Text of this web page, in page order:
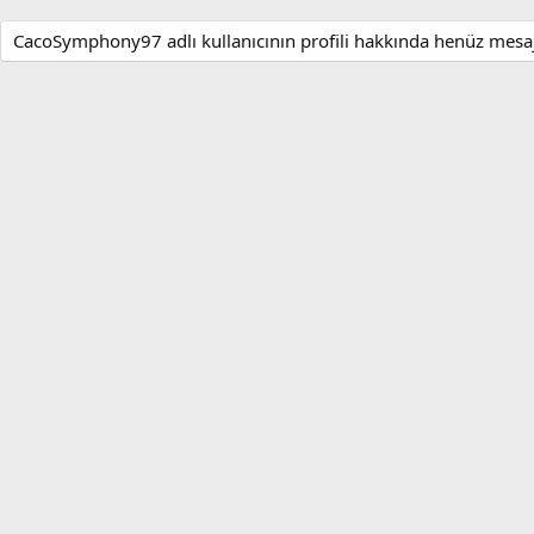
CacoSymphony97 adlı kullanıcının profili hakkında henüz